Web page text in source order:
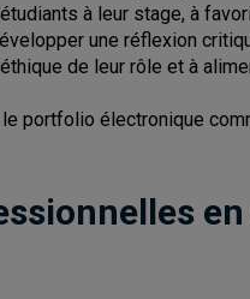
à leur stage, à
une réflexion
de leur rôle et à
portfolio électronique